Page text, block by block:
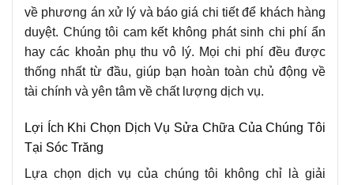
về phương án xử lý và báo giá chi tiết để khách hàng
duyệt. Chúng tôi cam kết không phát sinh chi phí ẩn
hay các khoản phụ thu vô lý. Mọi chi phí đều được
thống nhất từ đầu, giúp bạn hoàn toàn chủ động về
tài chính và yên tâm về chất lượng dịch vụ.
Lợi Ích Khi Chọn Dịch Vụ Sửa Chữa Của Chúng Tôi
Tại Sóc Trăng
Lựa chọn dịch vụ của chúng tôi không chỉ là giải